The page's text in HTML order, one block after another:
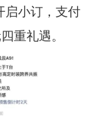
启小订，支付
重礼遇。